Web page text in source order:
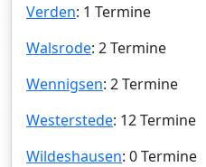
Verden: 1 Termine
Walsrode: 2 Termine
Wennigsen: 2 Termine
Westerstede: 12 Termine
Wildeshausen: 0 Termine